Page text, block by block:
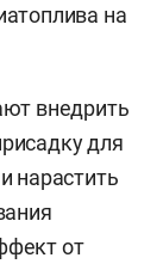
на
внедрить
для
нарастить
от